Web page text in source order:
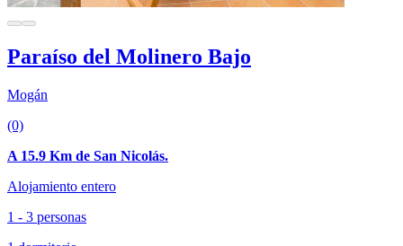
Paraíso del Molinero Bajo
Mogán
(0)
A 15.9 Km de San Nicolás.
Alojamiento entero
1 - 3 personas